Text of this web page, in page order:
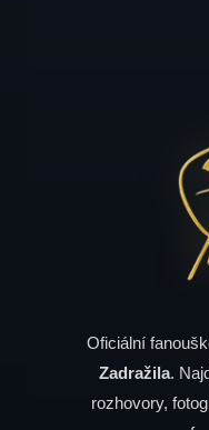
Oficiální
Zadražila.
rozhovory,